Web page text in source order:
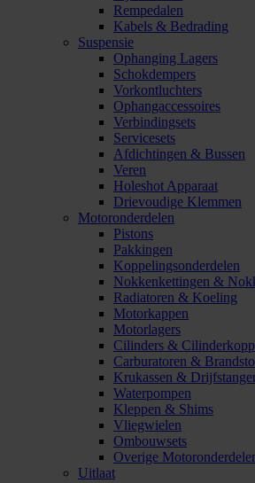
Rempedalen
Kabels & Bedrading
Suspensie
Ophanging Lagers
Schokdempers
Vorkontluchters
Ophangaccessoires
Verbindingsets
Servicesets
Afdichtingen & Bussen
Veren
Holeshot Apparaat
Drievoudige Klemmen
Motoronderdelen
Pistons
Pakkingen
Koppelingsonderdelen
Nokkenkettingen &
Radiatoren & Koeling
Motorkappen
Motorlagers
Cilinders &
Carburatoren &
Krukassen &
Waterpompen
Kleppen & Shims
Vliegwielen
Ombouwsets
Overige
Uitlaat